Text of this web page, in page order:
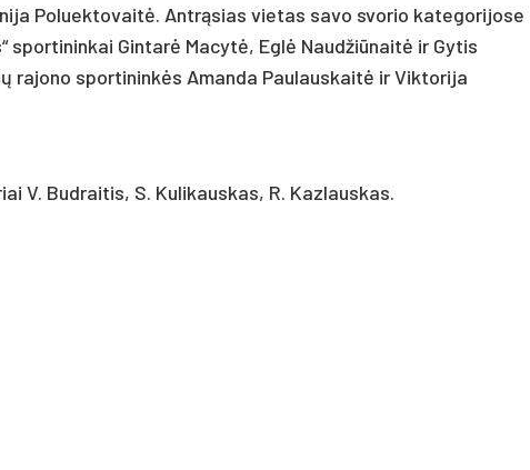
Poluektovaitė. Antrąsias vietas savo svorio kategorijose
sportininkai Gintarė Macytė, Eglė Naudžiūnaitė ir Gytis
rajono sportininkės Amanda Paulauskaitė ir Viktorija
V. Budraitis, S. Kulikauskas, R. Kazlauskas.